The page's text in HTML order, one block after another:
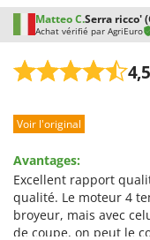
confirmera mes
Matteo C.Serra ricco'
Achat vérifié par AgriEuro
4,5
Prestations
Qualité / Prix
Facilité de montage
Emballage
Voir l'original
Avantages:
Excellent rapport
qualité. Le moteur 4
broyeur, mais avec
de coupe, on peut le